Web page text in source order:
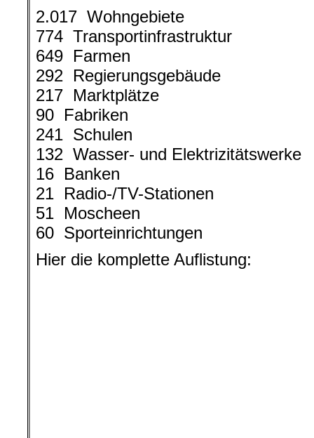
2.017 Wohngebiete
774 Transportinfrastruktur
649 Farmen
292 Regierungsgebäude
217 Marktplätze
90 Fabriken
241 Schulen
132 Wasser- und Elektrizitätswerke
16 Banken
21 Radio-/TV-Stationen
51 Moscheen
60 Sporteinrichtungen
Hier die komplette Auflistung: